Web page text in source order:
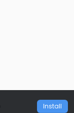
Install